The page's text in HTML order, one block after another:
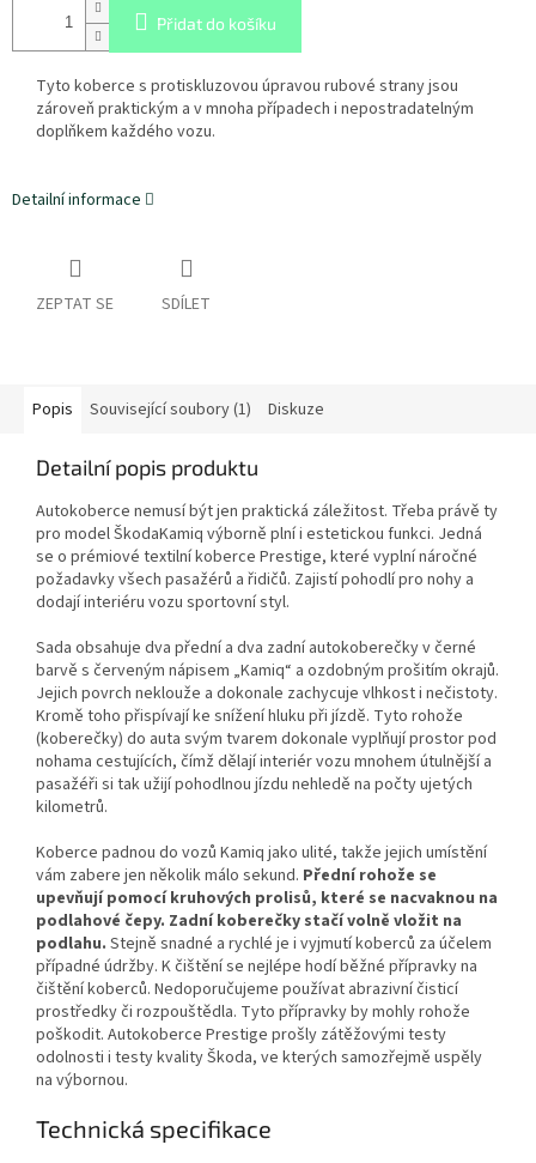
Přidat do košíku
Tyto koberce s protiskluzovou úpravou rubové strany jsou
zároveň praktickým a v mnoha případech i nepostradatelným
doplňkem každého vozu.
Detailní informace
ZEPTAT SE SDÍLET
Popis Související soubory (1) Diskuze
Detailní popis produktu
Autokoberce nemusí být jen praktická záležitost. Třeba právě ty
pro model ŠkodaKamiq výborně plní i estetickou funkci. Jedná
se o prémiové textilní koberce Prestige, které vyplní náročné
požadavky všech pasažérů a řidičů. Zajistí pohodlí pro nohy a
dodají interiéru vozu sportovní styl.
Sada obsahuje dva přední a dva zadní autokoberečky v černé
barvě s červeným nápisem „Kamiq“ a ozdobným prošitím okrajů.
Jejich povrch neklouže a dokonale zachycuje vlhkost i nečistoty.
Kromě toho přispívají ke snížení hluku při jízdě. Tyto rohože
(koberečky) do auta svým tvarem dokonale vyplňují prostor pod
nohama cestujících, čímž dělají interiér vozu mnohem útulnější a
pasažéři si tak užijí pohodlnou jízdu nehledě na počty ujetých
kilometrů.
Koberce padnou do vozů Kamiq jako ulité, takže jejich umístění
vám zabere jen několik málo sekund. Přední rohože se
upevňují pomocí kruhových prolisů, které se nacvaknou na
podlahové čepy. Zadní koberečky stačí volně vložit na
podlahu. Stejně snadné a rychlé je i vyjmutí koberců za účelem
případné údržby. K čištění se nejlépe hodí běžné přípravky na
čištění koberců. Nedoporučujeme používat abrazivní čisticí
prostředky či rozpouštědla. Tyto přípravky by mohly rohože
poškodit. Autokoberce Prestige prošly zátěžovými testy
odolnosti i testy kvality Škoda, ve kterých samozřejmě uspěly
na výbornou.
Technická specifikace